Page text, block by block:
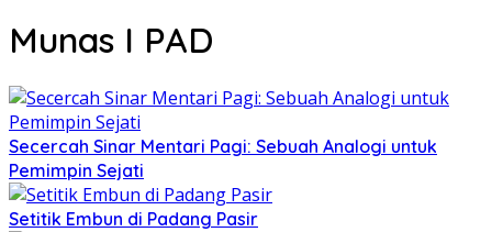
Munas I PAD
Secercah Sinar Mentari Pagi: Sebuah Analogi untuk
Pemimpin Sejati
Setitik Embun di Padang Pasir